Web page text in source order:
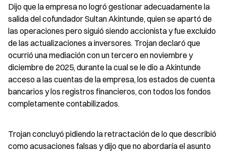
Dijo que la empresa no logró gestionar adecuadamente la
salida del cofundador Sultan Akintunde, quien se apartó de
las operaciones pero siguió siendo accionista y fue excluido
de las actualizaciones a inversores. Trojan declaró que
ocurrió una mediación con un tercero en noviembre y
diciembre de 2025, durante la cual se le dio a Akintunde
acceso a las cuentas de la empresa, los estados de cuenta
bancarios y los registros financieros, con todos los fondos
completamente contabilizados.
Trojan concluyó pidiendo la retractación de lo que describió
como acusaciones falsas y dijo que no abordaría el asunto